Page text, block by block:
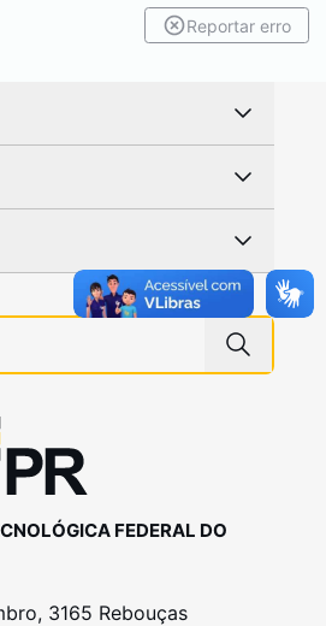
Reportar erro
FEDERAL DO
3165 Rebouças